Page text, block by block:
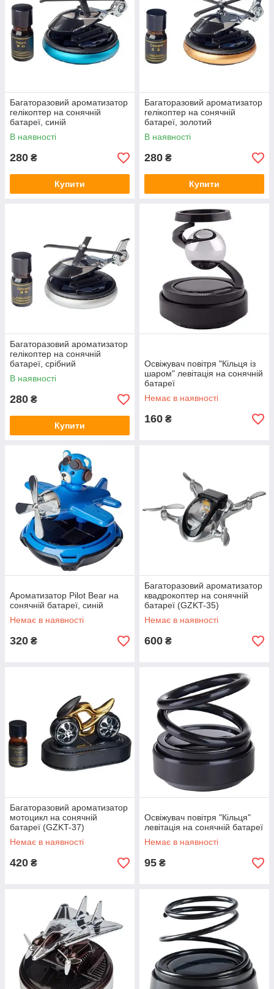
Багаторазовий ароматизатор
гелікоптер на сонячній
батареї, синій
В наявності
280 ₴
Купити
Багаторазовий ароматизатор
гелікоптер на сонячній
батареї, золотий
В наявності
280 ₴
Купити
Багаторазовий ароматизатор
гелікоптер на сонячній
батареї, срібний
В наявності
280 ₴
Купити
Освіжувач повітря "Кільця iз
шаром" левітація на сонячній
батареї
Немає в наявності
160 ₴
Ароматизатор Pilot Bear на
сонячній батареї, синій
Немає в наявності
320 ₴
Багаторазовий ароматизатор
квадрокоптер на сонячній
батареї (GZKT-35)
Немає в наявності
600 ₴
Багаторазовий ароматизатор
мотоцикл на сонячній
батареї (GZKT-37)
Немає в наявності
420 ₴
Освіжувач повітря "Кільця"
левітація на сонячній батареї
Немає в наявності
95 ₴